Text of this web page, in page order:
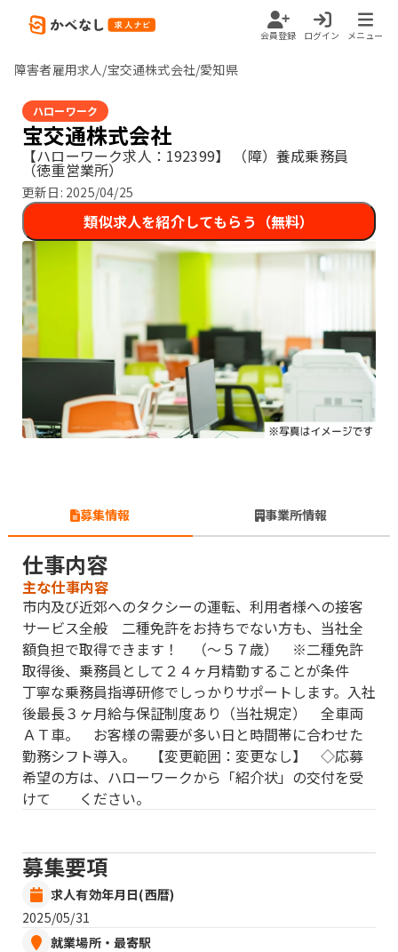
会員登録 ログイン メニュー
障害者雇用求人/宝交通株式会社/愛知県
ハローワーク
宝交通株式会社
【ハローワーク求人：192399】 （障）養成乗務員
（徳重営業所）
更新日: 2025/04/25
類似求人を紹介してもらう（無料）
募集情報 事業所情報
仕事内容
主な仕事内容
市内及び近郊へのタクシーの運転、利用者様への接客
サービス全般 二種免許をお持ちでない方も、当社全
額負担で取得できます！ （〜５７歳） ※二種免許
取得後、乗務員として２４ヶ月精勤することが条件
丁寧な乗務員指導研修でしっかりサポートします。入社
後最長３ヶ月給与保証制度あり（当社規定） 全車両
ＡＴ車。 お客様の需要が多い日と時間帯に合わせた
勤務シフト導入。 【変更範囲：変更なし】 ◇応募
希望の方は、ハローワークから「紹介状」の交付を受
けて ください。
募集要項
求人有効年月日(西暦)
2025/05/31
就業場所・最寄駅